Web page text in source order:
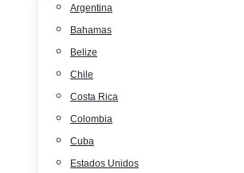
Argentina
Bahamas
Belize
Chile
Costa Rica
Colombia
Cuba
Estados Unidos